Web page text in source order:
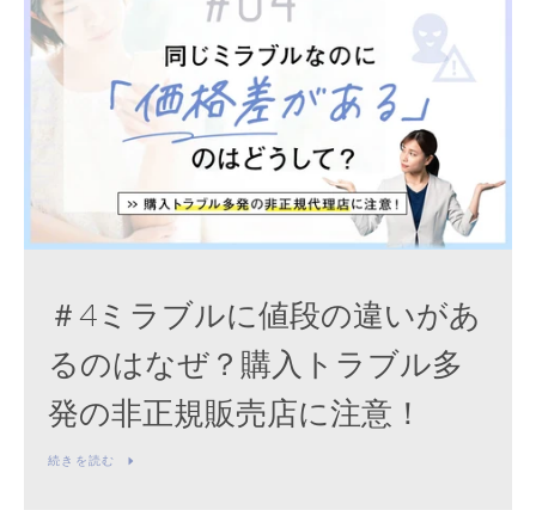
＃4ミラブルに値段の違いがあ
るのはなぜ？購入トラブル多
発の非正規販売店に注意！
続きを読む